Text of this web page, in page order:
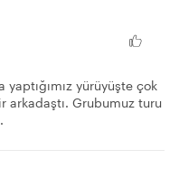
yürüyüşte çok
arkadaştı. Grubumuz turu